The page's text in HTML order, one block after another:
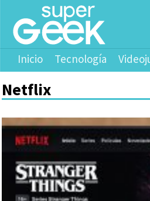
Inicio Tecnología
Netflix